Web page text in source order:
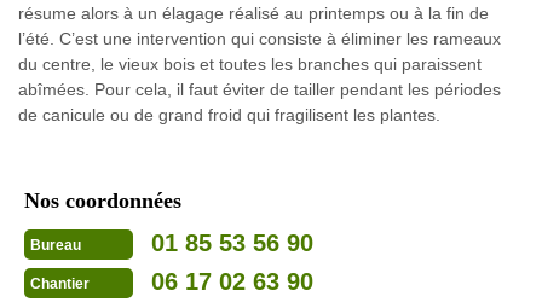
résume alors à un élagage réalisé au printemps ou à la fin de
l’été. C’est une intervention qui consiste à éliminer les rameaux
du centre, le vieux bois et toutes les branches qui paraissent
abîmées. Pour cela, il faut éviter de tailler pendant les périodes
de canicule ou de grand froid qui fragilisent les plantes.
Nos coordonnées
Bureau 01 85 53 56 90
Chantier 06 17 02 63 90